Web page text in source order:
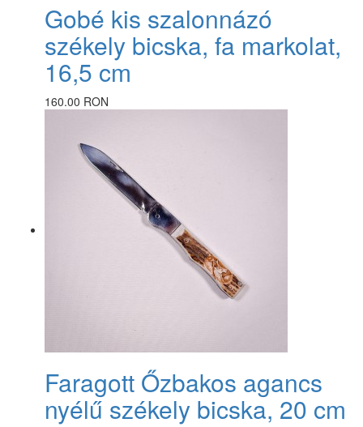
Gobé kis szalonnázó
székely bicska, fa markolat,
16,5 cm
160.00 RON
Faragott Őzbakos agancs
nyélű székely bicska, 20 cm